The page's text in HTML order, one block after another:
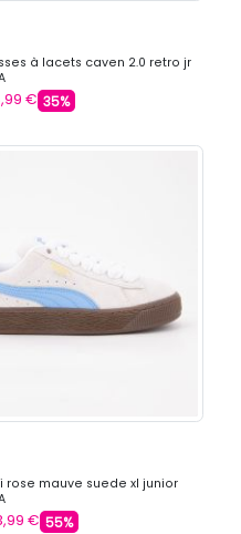
à lacets caven 2.0 retro jr
€ 35%
rose mauve suede xl junior
€ 55%